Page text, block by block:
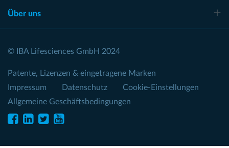
Über uns
© IBA Lifesciences GmbH 2024
Patente, Lizenzen & eingetragene Marken
Impressum
Datenschutz
Cookie-Einstellungen
Allgemeine Geschäftsbedingungen